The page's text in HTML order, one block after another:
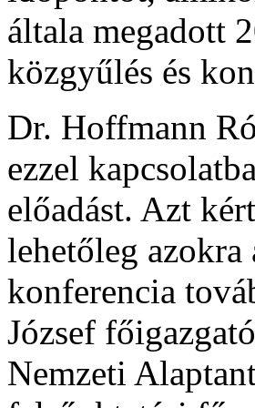
általa megadott
közgyűlés és
Dr. Hoffmann
ezzel
előadást. Azt
lehetőleg azokra
konferencia
József
Nemzeti